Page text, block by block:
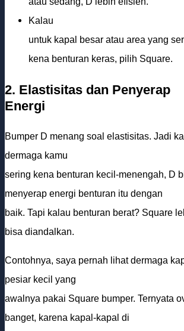
Kalau
untuk kapal besar atau area yang
kena benturan keras, pilih Square.
2. Elastisitas dan Penyerap
Energi
Bumper D menang soal elastisitas. Jadi
dermaga kamu
sering kena benturan kecil-menengah, D
menyerap energi benturan itu dengan
baik. Tapi kalau benturan berat? Square
bisa diandalkan.
Contohnya, saya pernah lihat dermaga
pesiar kecil yang
awalnya pakai Square bumper. Ternyata
banget, karena kapal-kapal di